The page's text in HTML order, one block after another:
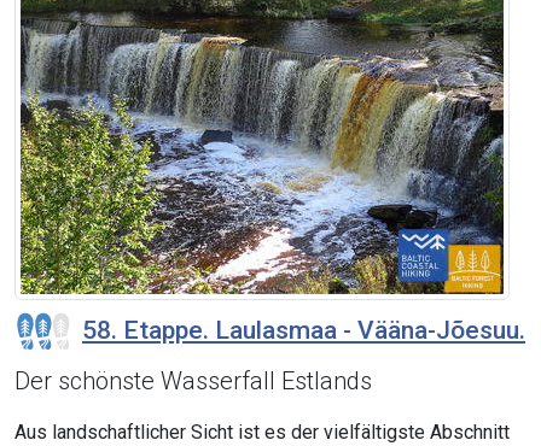
58. Etappe. Laulasmaa - Vääna-Jõesuu.
Der schönste Wasserfall Estlands
Aus landschaftlicher Sicht ist es der vielfältigste Abschnitt